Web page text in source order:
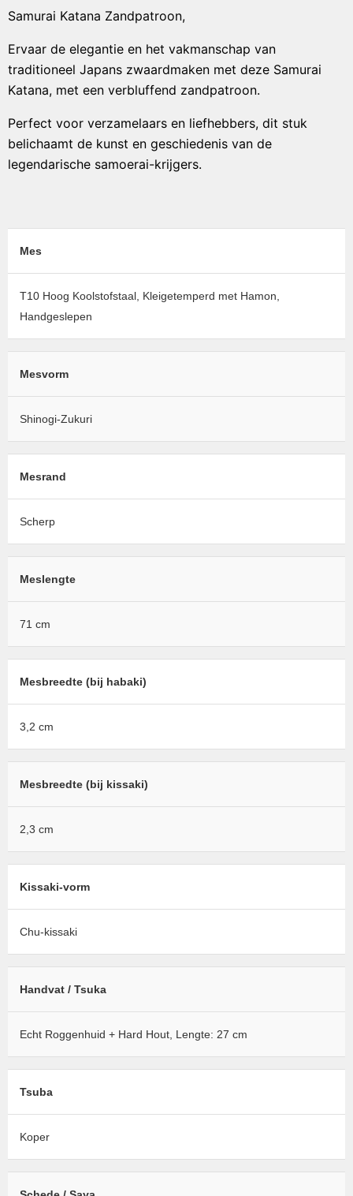
Samurai Katana Zandpatroon,
Ervaar de elegantie en het vakmanschap van
traditioneel Japans zwaardmaken met deze Samurai
Katana, met een verbluffend zandpatroon.
Perfect voor verzamelaars en liefhebbers, dit stuk
belichaamt de kunst en geschiedenis van de
legendarische samoerai-krijgers.
Mes
T10 Hoog Koolstofstaal, Kleigetemperd met Hamon,
Handgeslepen
Mesvorm
Shinogi-Zukuri
Mesrand
Scherp
Meslengte
71 cm
Mesbreedte (bij habaki)
3,2 cm
Mesbreedte (bij kissaki)
2,3 cm
Kissaki-vorm
Chu-kissaki
Handvat / Tsuka
Echt Roggenhuid + Hard Hout, Lengte: 27 cm
Tsuba
Koper